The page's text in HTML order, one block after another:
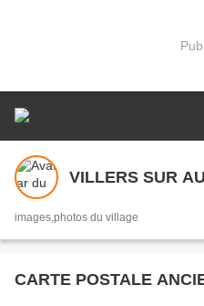
VILLERS SUR
images,photos du village
CARTE POSTALE